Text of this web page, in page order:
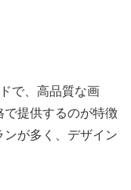
で、高品質な画
で提供するのが特徴
が多く、デザイン